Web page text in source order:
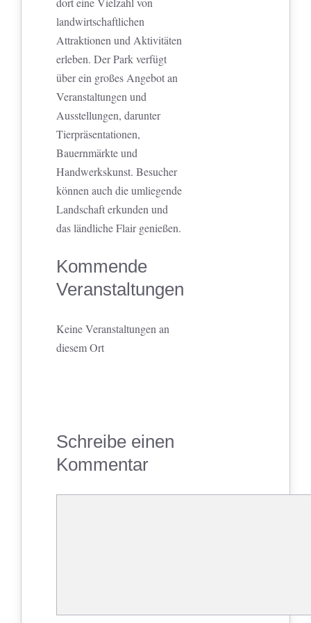
landwirtschaftlichen
Attraktionen und Aktivitäten
erleben. Der Park verfügt
über ein großes Angebot an
Veranstaltungen und
Ausstellungen, darunter
Tierpräsentationen,
Bauernmärkte und
Handwerkskunst. Besucher
können auch die umliegende
Landschaft erkunden und
das ländliche Flair genießen.
Kommende
Veranstaltungen
Keine Veranstaltungen an
diesem Ort
Schreibe einen
Kommentar